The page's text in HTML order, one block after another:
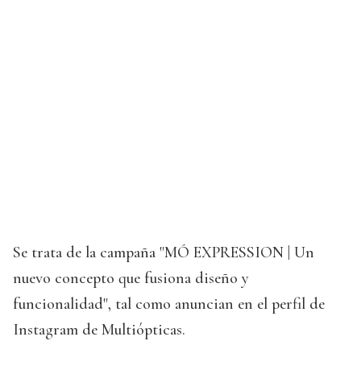
Se trata de la campaña "MÓ EXPRESSION | Un
nuevo concepto que fusiona diseño y
funcionalidad", tal como anuncian en el perfil de
Instagram de Multiópticas.